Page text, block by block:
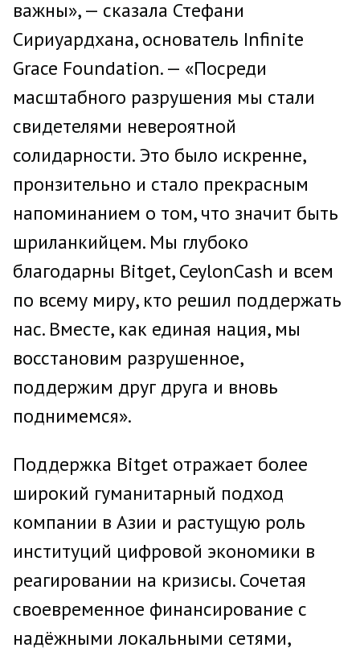
важны», — сказала Стефани
Сириуардхана, основатель Infinite
Grace Foundation. — «Посреди
масштабного разрушения мы стали
свидетелями невероятной
солидарности. Это было искренне,
пронзительно и стало прекрасным
напоминанием о том, что значит быть
шриланкийцем. Мы глубоко
благодарны Bitget, CeylonCash и всем
по всему миру, кто решил поддержать
нас. Вместе, как единая нация, мы
восстановим разрушенное,
поддержим друг друга и вновь
поднимемся».
Поддержка Bitget отражает более
широкий гуманитарный подход
компании в Азии и растущую роль
институций цифровой экономики в
реагировании на кризисы. Сочетая
своевременное финансирование с
надёжными локальными сетями,